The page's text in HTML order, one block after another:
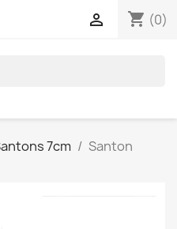
shopping_cart (0)

7cm
Santon